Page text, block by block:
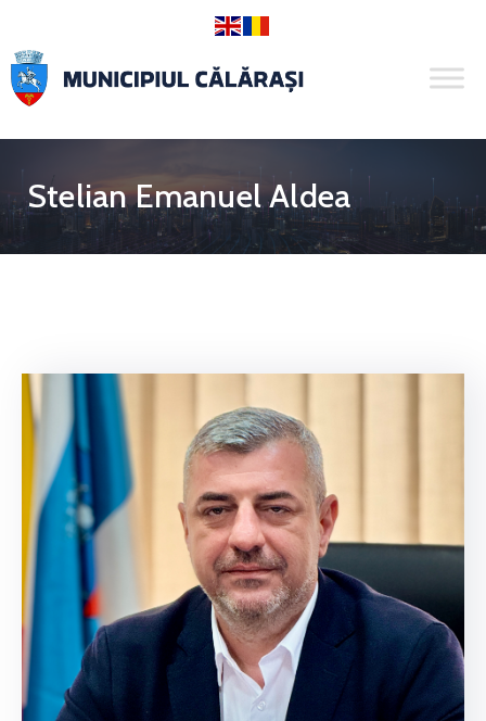
Stelian Emanuel Aldea